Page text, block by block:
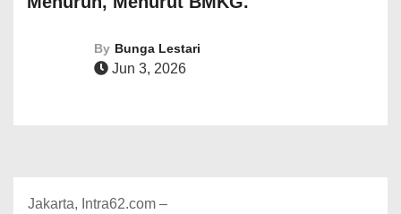
By Bunga Lestari
Jun 3, 2026
Jakarta, Intra62.com –